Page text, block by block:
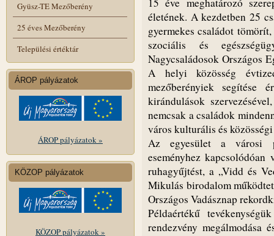
Gyüsz-TE Mezőberény
25 éves Mezőberény
Települési értéktár
ÁROP pályázatok
ÁROP pályázatok »
KÖZOP pályázatok
KÖZOP pályázatok »
életének. A kezdetben 25
gyermekes családot
szociális és
Nagycsaládosok Országos
A helyi közösség
mezőberényiek segítése
kirándulások
nemcsak a családok
város kulturális és
Az egyesület a városi
eseményhez
ruhagyűjtést, a „Vidd és
Mikulás birodalom
Országos Vadásznap
Példaértékű
rendezvény megálmodása